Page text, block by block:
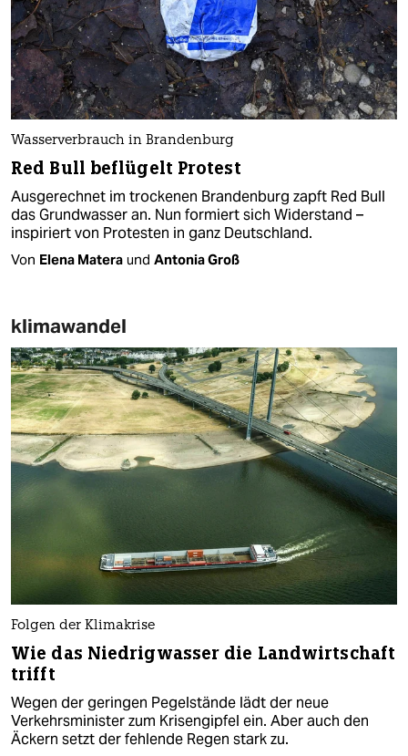
Wasserverbrauch in Brandenburg
Red Bull beflügelt Protest
Ausgerechnet im trockenen Brandenburg zapft Red Bull
das Grundwasser an. Nun formiert sich Widerstand –
inspiriert von Protesten in ganz Deutschland.
Von Elena Matera und Antonia Groß
klimawandel
Folgen der Klimakrise
Wie das Niedrigwasser die Landwirtschaft
trifft
Wegen der geringen Pegelstände lädt der neue
Verkehrsminister zum Krisengipfel ein. Aber auch den
Äckern setzt der fehlende Regen stark zu.